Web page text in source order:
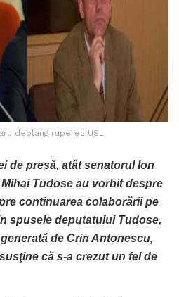
deplang ruperea USL
de presă, atât senatorul Ion
Tudose au vorbit despre
continuarea colaborării pe
spusele deputatului Tudose,
de Crin Antonescu,
că s-a crezut un fel de